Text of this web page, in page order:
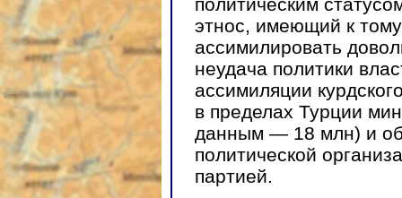
этнос, имеющий к
ассимилировать
неудача политики
ассимиляции
в пределах Турции
данным — 18 млн) и
политической
партией.